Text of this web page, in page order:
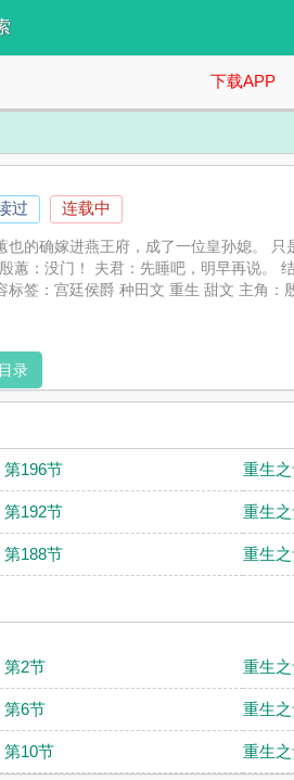
下载APP
过 连载中
也的确嫁进燕王府，成了一位皇孙媳。
蕙：没门！ 夫君：先睡吧，明早再说。
标签：宫廷侯爵 种田文 重生 甜文 主角
录
196节 重生
192节 重生
188节 重生
第2节 重生
第6节 重生
10节 重生